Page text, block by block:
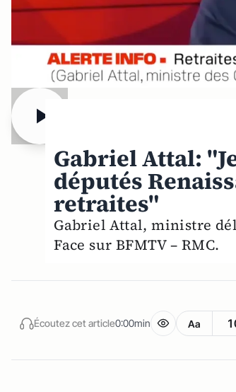
Gabriel Attal:
députés
retraites"
Gabriel Attal, ministre
Face sur BFMTV – RMC.
Écoutez cet article0:00min Aa